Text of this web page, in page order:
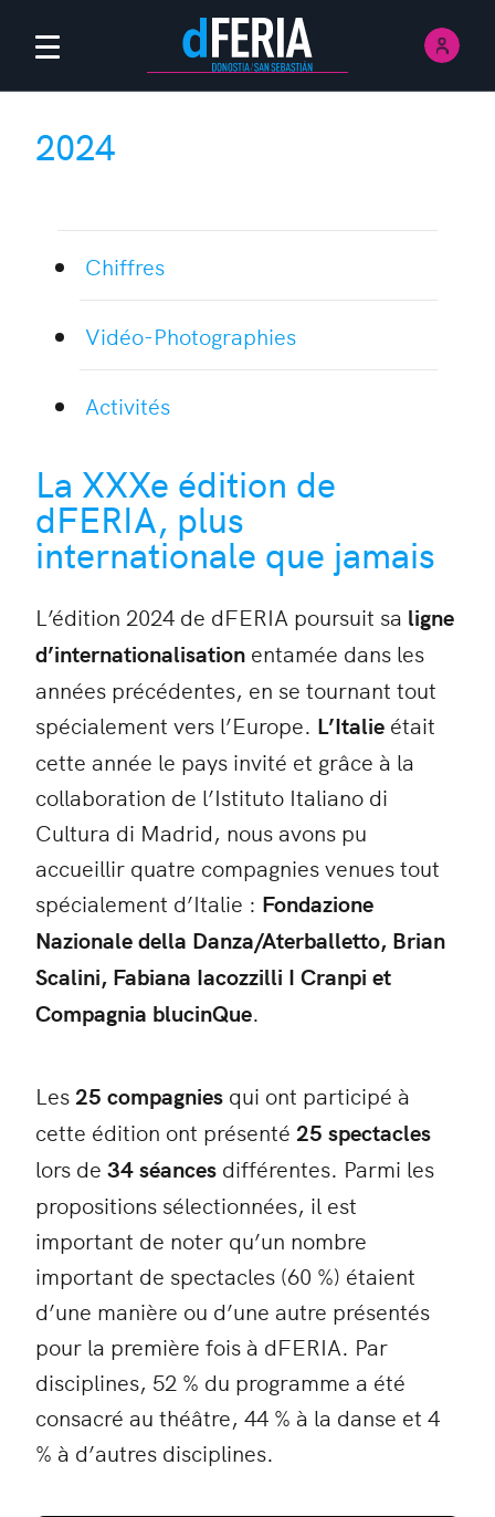
Menú Principal
2024
Chiffres
Vidéo-Photographies
Activités
La XXXe édition de
dFERIA, plus
internationale que jamais
L’édition 2024 de dFERIA poursuit sa ligne
d’internationalisation entamée dans les
années précédentes, en se tournant tout
spécialement vers l’Europe. L’Italie était
cette année le pays invité et grâce à la
collaboration de l’Istituto Italiano di
Cultura di Madrid, nous avons pu
accueillir quatre compagnies venues tout
spécialement d’Italie : Fondazione
Nazionale della Danza/Aterballetto, Brian
Scalini, Fabiana Iacozzilli I Cranpi et
Compagnia blucinQue.
Les 25 compagnies qui ont participé à
cette édition ont présenté 25 spectacles
lors de 34 séances différentes. Parmi les
propositions sélectionnées, il est
important de noter qu’un nombre
important de spectacles (60 %) étaient
d’une manière ou d’une autre présentés
pour la première fois à dFERIA. Par
disciplines, 52 % du programme a été
consacré au théâtre, 44 % à la danse et 4
% à d’autres disciplines.